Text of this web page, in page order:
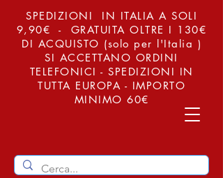
SPEDIZIONI IN ITALIA A SOLI
9,90€ - GRATUITA OLTRE I 130€
DI ACQUISTO (solo per l'Italia )
SI ACCETTANO ORDINI
TELEFONICI - SPEDIZIONI IN
TUTTA EUROPA - IMPORTO
MINIMO 60€